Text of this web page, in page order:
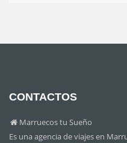
CONTACTOS
Marruecos tu Sueño
Es una agencia de viajes en